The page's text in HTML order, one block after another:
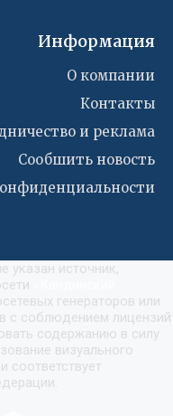
Информация
О компании
Контакты
и реклама
Сообшить новость
указан источник,
генераторов или
с соблюдением лицензий
содержанию в силу
визуального
соответствует